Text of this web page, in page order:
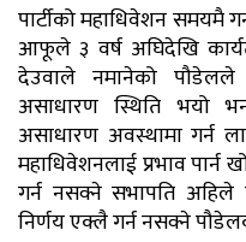
पार्टीको महाधिवेशन समयमै
आफूले ३ वर्ष अघिदेखि
देउवाले नमानेको पौडेलले
असाधारण स्थिति भयो
असाधारण अवस्थामा गर्न
महाधिवेशनलाई प्रभाव पार्न
गर्न नसक्ने सभापति
निर्णय एक्लै गर्न नसक्ने